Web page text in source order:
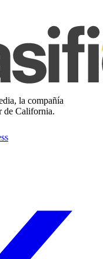
la compañía
de California.